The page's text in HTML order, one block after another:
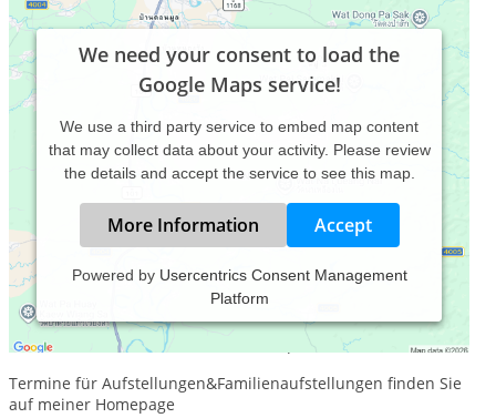
We need your consent to load the
Google Maps service!
We use a third party service to embed map content
that may collect data about your activity. Please review
the details and accept the service to see this map.
More Information Accept
Powered by Usercentrics Consent Management
Platform
Praxiszeiten:
Praxistermine nach telefonischer Absprache
Termine für Aufstellungen&Familienaufstellungen finden Sie
auf meiner Homepage